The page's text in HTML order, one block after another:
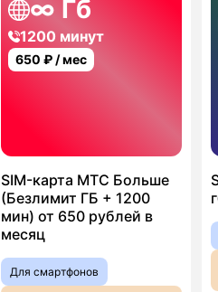
∞ Гб
1200 минут
650 ₽ / мес
SIM-карта МТС Больше
(Безлимит ГБ + 1200
мин) от 650 рублей в
месяц
Для смартфонов